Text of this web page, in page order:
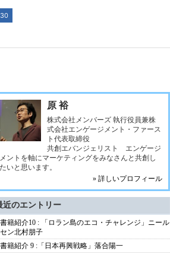
原 裕
株式会社メンバーズ 執行役員兼株
式会社エンゲージメント・ファース
ト代表取締役
共創エバンジェリスト エンゲージ
メントを軸にマーケティングをみなさんと共創し
たいと思います。
» 詳しいプロフィール
近のエントリー
書籍紹介10 : 「ロラン島のエコ・チャレンジ」ニール
セン北村朋子
書籍紹介 9 :「日本再興戦略」落合陽一